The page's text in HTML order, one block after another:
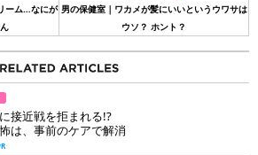
ーム…なにが 男の保健室｜ワカメが髪にいいというウワサは
ウソ？ ホント？
接近戦を拒まれる!?
は、事前のケアで解消